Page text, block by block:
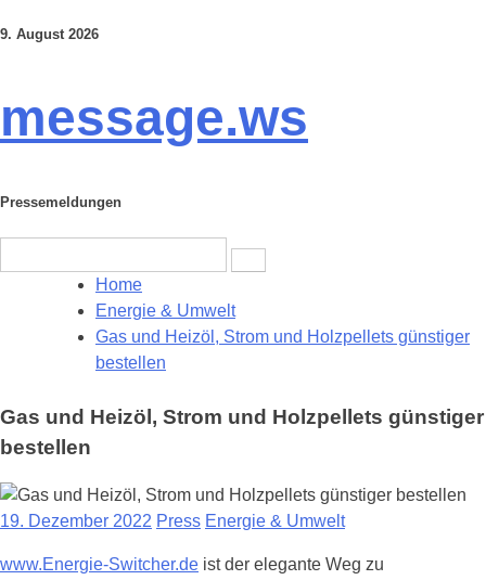
Skip
9. August 2026
message.ws
Pressemeldungen
for:
Home
Energie & Umwelt
Gas und Heizöl, Strom und Holzpellets günstiger
bestellen
Gas und Heizöl, Strom und Holzpellets günstiger
bestellen
19. Dezember 2022 Press Energie & Umwelt
www.Energie-Switcher.de ist der elegante Weg zu